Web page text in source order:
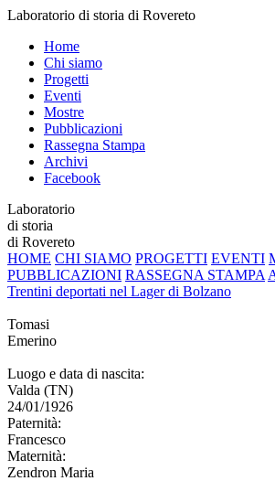
Laboratorio di storia di Rovereto
Home
Chi siamo
Progetti
Eventi
Mostre
Pubblicazioni
Rassegna Stampa
Archivi
Facebook
Laboratorio
di storia
di Rovereto
HOME CHI SIAMO PROGETTI EVENTI
PUBBLICAZIONI RASSEGNA STAMPA
Trentini deportati nel Lager di Bolzano
Tomasi
Emerino
Luogo e data di nascita:
Valda (TN)
24/01/1926
Paternità:
Francesco
Maternità:
Zendron Maria